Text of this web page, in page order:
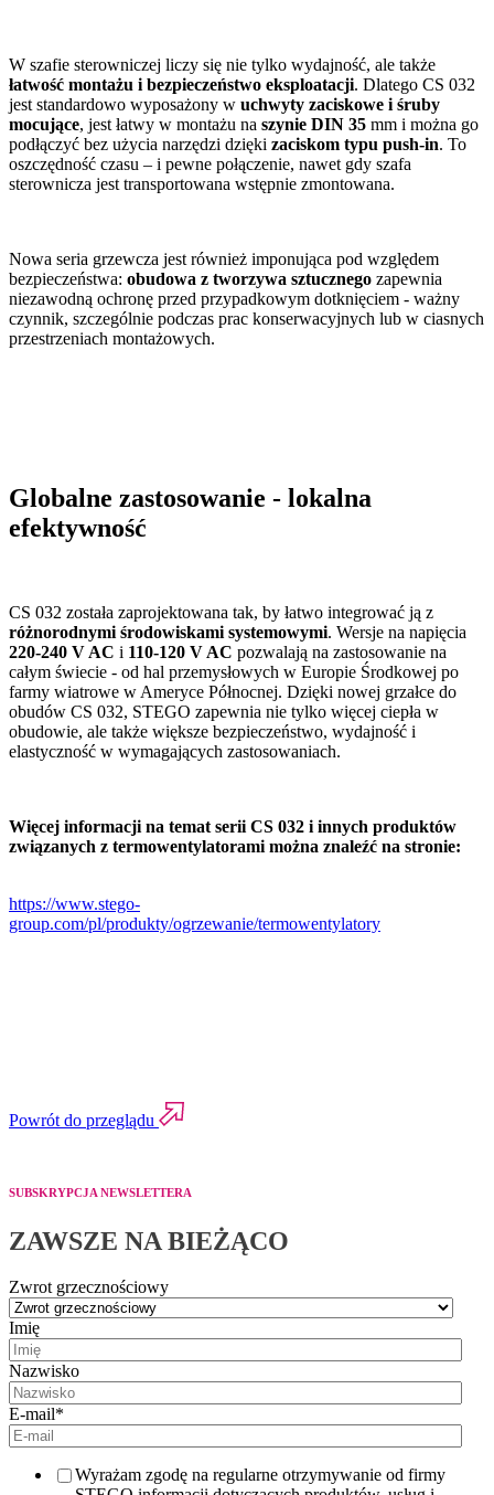
W szafie sterowniczej liczy się nie tylko wydajność, ale także
łatwość montażu i bezpieczeństwo eksploatacji. Dlatego CS 032
jest standardowo wyposażony w uchwyty zaciskowe i śruby
mocujące, jest łatwy w montażu na szynie DIN 35 mm i można go
podłączyć bez użycia narzędzi dzięki zaciskom typu push-in. To
oszczędność czasu – i pewne połączenie, nawet gdy szafa
sterownicza jest transportowana wstępnie zmontowana.
Nowa seria grzewcza jest również imponująca pod względem
bezpieczeństwa: obudowa z tworzywa sztucznego zapewnia
niezawodną ochronę przed przypadkowym dotknięciem - ważny
czynnik, szczególnie podczas prac konserwacyjnych lub w ciasnych
przestrzeniach montażowych.
Globalne zastosowanie - lokalna
efektywność
CS 032 została zaprojektowana tak, by łatwo integrować ją z
różnorodnymi środowiskami systemowymi. Wersje na napięcia
220-240 V AC i 110-120 V AC pozwalają na zastosowanie na
całym świecie - od hal przemysłowych w Europie Środkowej po
farmy wiatrowe w Ameryce Północnej. Dzięki nowej grzałce do
obudów CS 032, STEGO zapewnia nie tylko więcej ciepła w
obudowie, ale także większe bezpieczeństwo, wydajność i
elastyczność w wymagających zastosowaniach.
Więcej informacji na temat serii CS 032 i innych produktów
związanych z termowentylatorami można znaleźć na stronie:
https://www.stego-
group.com/pl/produkty/ogrzewanie/termowentylatory
Powrót do przeglądu
SUBSKRYPCJA NEWSLETTERA
ZAWSZE NA BIEŻĄCO
Zwrot grzecznościowy
Imię
Nazwisko
E-mail*
Wyrażam zgodę na regularne otrzymywanie od firmy